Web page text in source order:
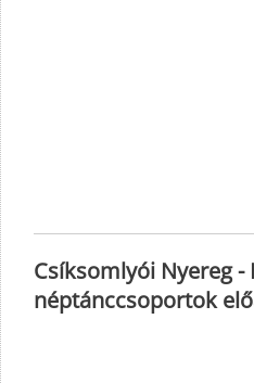
Csíksomlyói Nyereg
néptánccsoportok